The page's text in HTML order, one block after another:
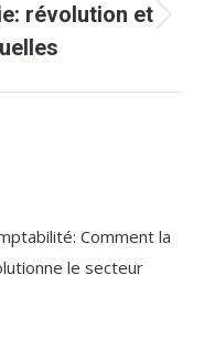
révolution et
Comment la
le secteur